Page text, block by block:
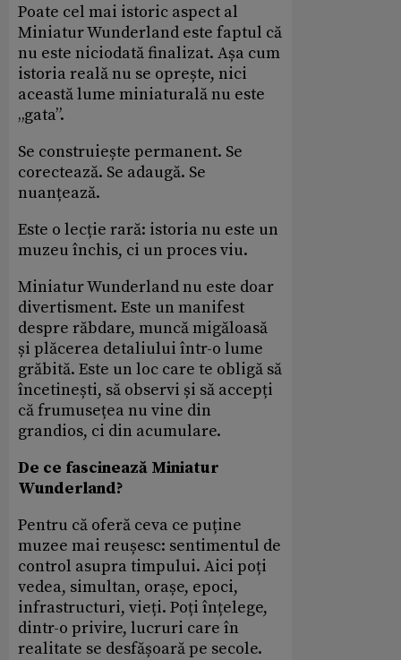
Poate cel mai istoric aspect al
Miniatur Wunderland este faptul că
nu este niciodată finalizat. Așa cum
istoria reală nu se oprește, nici
această lume miniaturală nu este
„gata”.
Se construiește permanent. Se
corectează. Se adaugă. Se
nuanțează.
Este o lecție rară: istoria nu este un
muzeu închis, ci un proces viu.
Miniatur Wunderland nu este doar
divertisment. Este un manifest
despre răbdare, muncă migăloasă
și plăcerea detaliului într-o lume
grăbită. Este un loc care te obligă să
încetinești, să observi și să accepți
că frumusețea nu vine din
grandios, ci din acumulare.
De ce fascinează Miniatur
Wunderland?
Pentru că oferă ceva ce puține
muzee mai reușesc: sentimentul de
control asupra timpului. Aici poți
vedea, simultan, orașe, epoci,
infrastructuri, vieți. Poți înțelege,
dintr-o privire, lucruri care în
realitate se desfășoară pe secole.